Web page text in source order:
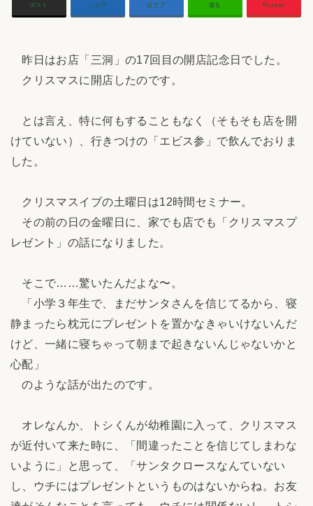
ポスト シェア はてブ 送る Pocket
昨日はお店「三洞」の17回目の開店記念日でした。
クリスマスに開店したのです。
とは言え、特に何もすることもなく（そもそも店を開
けていない）、行きつけの「エビス参」で飲んでおりま
した。
クリスマスイブの土曜日は12時間セミナー。
その前の日の金曜日に、家でも店でも「クリスマスプ
レゼント」の話になりました。
そこで……驚いたんだよな〜。
「小学３年生で、まだサンタさんを信じてるから、寝
静まったら枕元にプレゼントを置かなきゃいけないんだ
けど、一緒に寝ちゃって朝まで起きないんじゃないかと
心配」
のような話が出たのです。
オレなんか、トシくんが幼稚園に入って、クリスマス
が近付いて来た時に、「間違ったことを信じてしまわな
いように」と思って、「サンタクロースなんていない
し、ウチにはプレゼントというものはないからね。お友